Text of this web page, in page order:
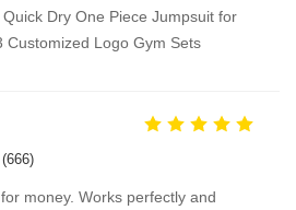
Dry One Piece Jumpsuit for
Customized Logo Gym Sets
money. Works perfectly and